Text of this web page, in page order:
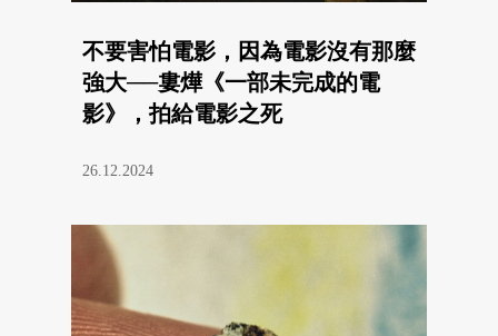
不要害怕電影，因為電影沒有那麼
強大──婁燁《一部未完成的電
影》，拍給電影之死
26.12.2024